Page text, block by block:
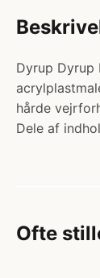
Dyrup Dyrup
hårde
Dele af
Ofte